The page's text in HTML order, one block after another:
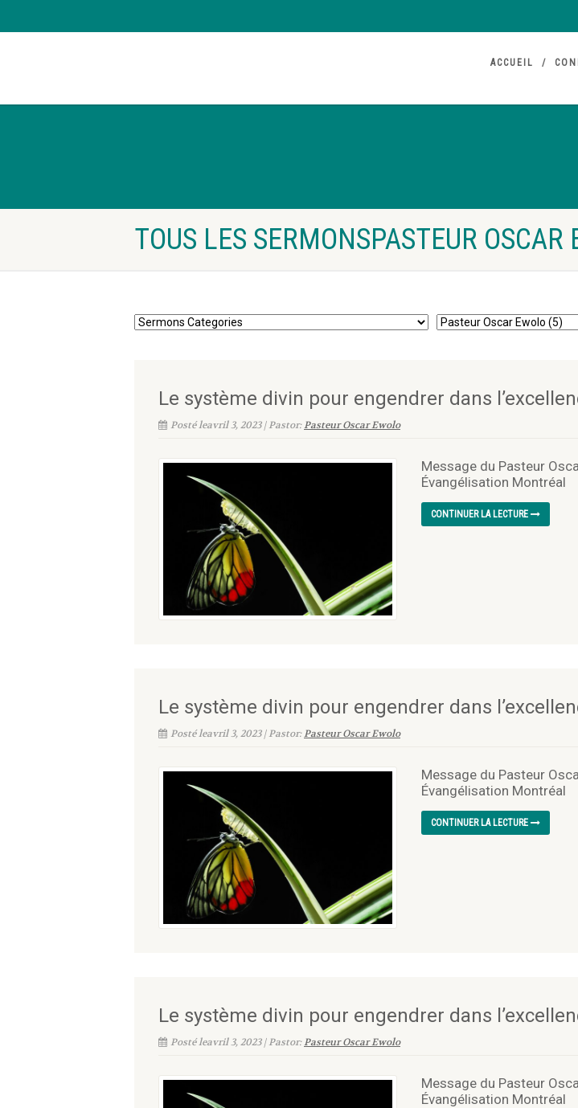
ACCUEIL
TOUS LES SERMONSPASTEUR OSCAR
Le système divin pour engendrer dans
Posté leavril 3, 2023 | Pastor:Pasteur Oscar Ewolo
Message du Pasteur
Évangélisation Montréal
CONTINUER LA LECTURE
Le système divin pour engendrer dans
Posté leavril 3, 2023 | Pastor:Pasteur Oscar Ewolo
Message du Pasteur
Évangélisation Montréal
CONTINUER LA LECTURE
Le système divin pour engendrer dans
Posté leavril 3, 2023 | Pastor:Pasteur Oscar Ewolo
Message du Pasteur
Évangélisation Montréal